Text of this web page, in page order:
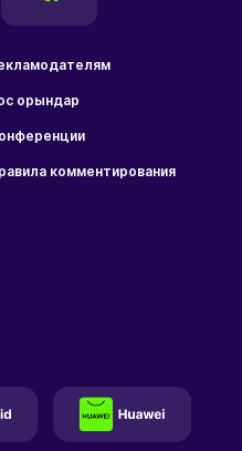
орындар
комментирования